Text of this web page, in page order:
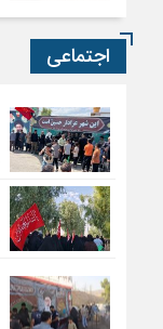
اجتماعی